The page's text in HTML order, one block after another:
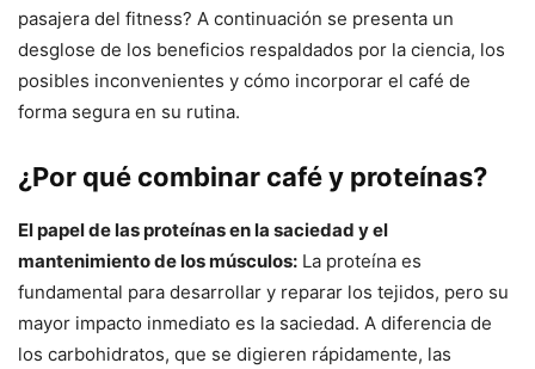
pasajera del fitness? A continuación se presenta un
desglose de los beneficios respaldados por la ciencia, los
posibles inconvenientes y cómo incorporar el café de
forma segura en su rutina.
¿Por qué combinar café y proteínas?
El papel de las proteínas en la saciedad y el
mantenimiento de los músculos: La proteína es
fundamental para desarrollar y reparar los tejidos, pero su
mayor impacto inmediato es la saciedad. A diferencia de
los carbohidratos, que se digieren rápidamente, las